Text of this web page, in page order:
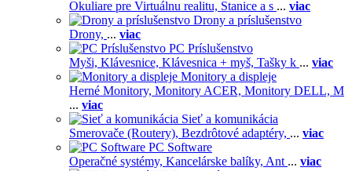
Okuliare pre Virtuálnu realitu, Stanice a s ... viac
Drony a príslušenstvo
Drony, ... viac
PC Príslušenstvo
Myši, Klávesnice, Klávesnica + myš, Tašky k ... viac
Monitory a displeje
Herné Monitory, Monitory ACER, Monitory DELL, M
... viac
Sieť a komunikácia
Smerovače (Routery), Bezdrôtové adaptéry, ... viac
PC Software
Operačné systémy, Kancelárske balíky, Ant ... viac